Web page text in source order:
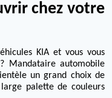
chez votre
KIA et vous vous
Mandataire automobile
un grand choix de
palette de couleurs